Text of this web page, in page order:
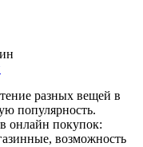
разных вещей в
популярность.
онлайн покупок:
возможность